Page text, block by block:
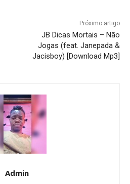
Próximo artigo
JB Dicas Mortais – Não
Jogas (feat. Janepada &
Jacisboy) [Download Mp3]
Admin